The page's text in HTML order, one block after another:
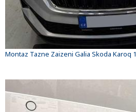
Montaz Tazne Zaizeni Galia Skoda Karoq 1